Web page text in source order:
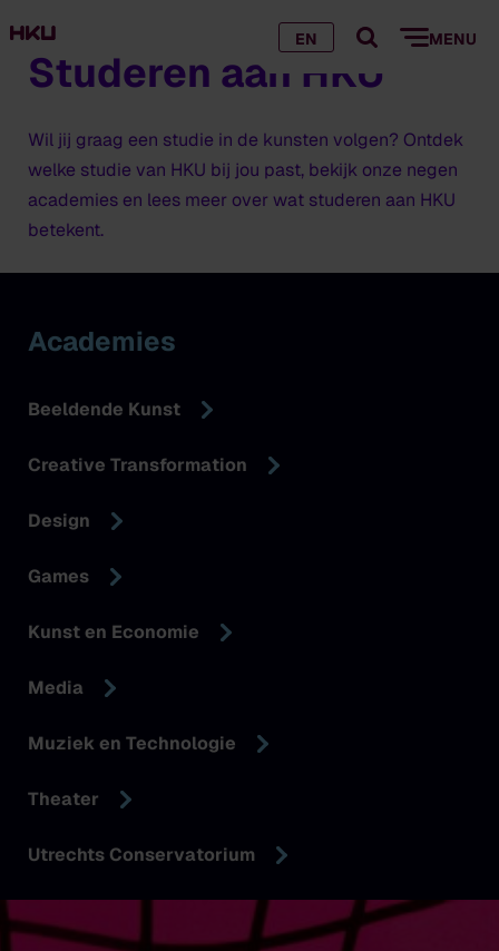
EN MENU
Academies
Beeldende Kunst
Creative Transformation
Design
Games
Kunst en Economie
Media
Muziek en Technologie
Theater
Utrechts Conservatorium
Studeren aan HKU
Wil jij graag een studie in de kunsten volgen? Ontdek
welke studie van HKU bij jou past, bekijk onze negen
academies en lees meer over wat studeren aan HKU
betekent.